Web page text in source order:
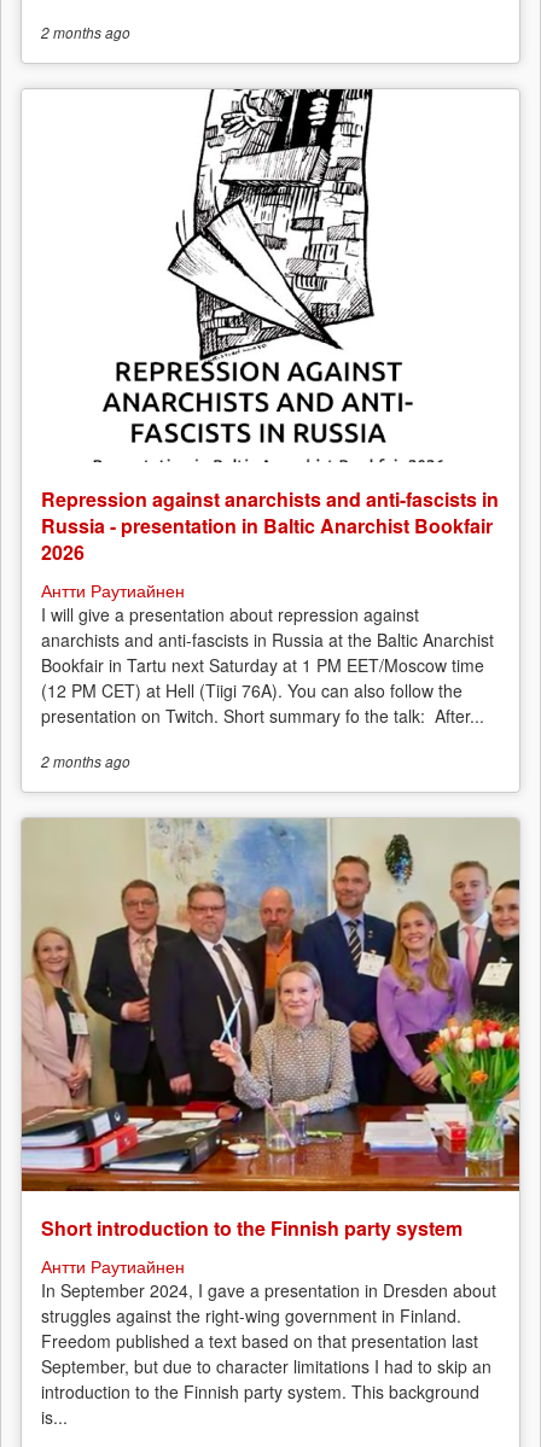
2 monthsago
Repression against anarchists and anti-fascists in
Russia - presentation in Baltic Anarchist Bookfair
2026
Антти Раутиайнен
I will give a presentation about repression against
anarchists and anti-fascists in Russia at the Baltic Anarchist
Bookfair in Tartu next Saturday at 1 PM EET/Moscow time
(12 PM CET) at Hell (Tiigi 76A). You can also follow the
presentation on Twitch. Short summary fo the talk: After...
2 monthsago
Short introduction to the Finnish party system
Антти Раутиайнен
In September 2024, I gave a presentation in Dresden about
struggles against the right-wing government in Finland.
Freedom published a text based on that presentation last
September, but due to character limitations I had to skip an
introduction to the Finnish party system. This background
is...